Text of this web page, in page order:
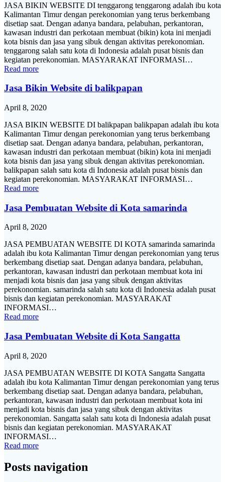
JASA BIKIN WEBSITE DI tenggarong tenggarong adalah ibu kota
Kalimantan Timur dengan perekonomian yang terus berkembang
disetiap saat. Dengan adanya bandara, pelabuhan, perkantoran,
kawasan industri dan perkotaan membuat (bikin) kota ini menjadi
kota bisnis dan jasa yang sibuk dengan aktivitas perekonomian.
tenggarong salah satu kota di Indonesia adalah pusat bisnis dan
kegiatan perekonomian. MASYARAKAT INFORMASI…
Read more
Jasa Bikin Website di balikpapan
April 8, 2020
JASA BIKIN WEBSITE DI balikpapan balikpapan adalah ibu kota
Kalimantan Timur dengan perekonomian yang terus berkembang
disetiap saat. Dengan adanya bandara, pelabuhan, perkantoran,
kawasan industri dan perkotaan membuat (bikin) kota ini menjadi
kota bisnis dan jasa yang sibuk dengan aktivitas perekonomian.
balikpapan salah satu kota di Indonesia adalah pusat bisnis dan
kegiatan perekonomian. MASYARAKAT INFORMASI…
Read more
Jasa Pembuatan Website di Kota samarinda
April 8, 2020
JASA PEMBUATAN WEBSITE DI KOTA samarinda samarinda
adalah ibu kota Kalimantan Timur dengan perekonomian yang terus
berkembang disetiap saat. Dengan adanya bandara, pelabuhan,
perkantoran, kawasan industri dan perkotaan membuat kota ini
menjadi kota bisnis dan jasa yang sibuk dengan aktivitas
perekonomian. samarinda salah satu kota di Indonesia adalah pusat
bisnis dan kegiatan perekonomian. MASYARAKAT
INFORMASI…
Read more
Jasa Pembuatan Website di Kota Sangatta
April 8, 2020
JASA PEMBUATAN WEBSITE DI KOTA Sangatta Sangatta
adalah ibu kota Kalimantan Timur dengan perekonomian yang terus
berkembang disetiap saat. Dengan adanya bandara, pelabuhan,
perkantoran, kawasan industri dan perkotaan membuat kota ini
menjadi kota bisnis dan jasa yang sibuk dengan aktivitas
perekonomian. Sangatta salah satu kota di Indonesia adalah pusat
bisnis dan kegiatan perekonomian. MASYARAKAT
INFORMASI…
Read more
Posts navigation